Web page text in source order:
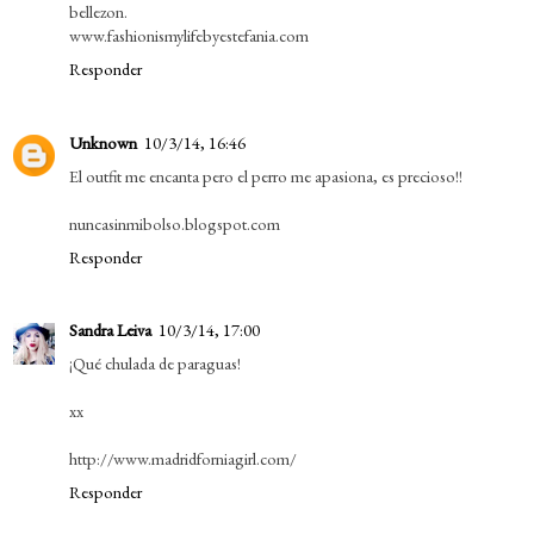
bellezon.
www.fashionismylifebyestefania.com
Responder
Unknown 10/3/14, 16:46
El outfit me encanta pero el perro me apasiona, es precioso!!
nuncasinmibolso.blogspot.com
Responder
Sandra Leiva 10/3/14, 17:00
¡Qué chulada de paraguas!
xx
http://www.madridforniagirl.com/
Responder